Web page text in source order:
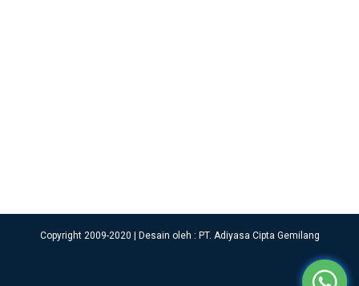
Copyright 2009-2020 | Desain oleh : PT. Adiyasa Cipta Gemilang